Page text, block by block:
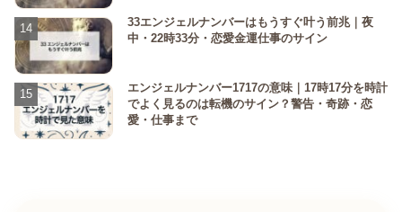
33エンジェルナンバーはもうすぐ叶う前兆｜夜
中・22時33分・恋愛金運仕事のサイン
エンジェルナンバー1717の意味｜17時17分を時計
でよく見るのは転機のサイン？警告・奇跡・恋
愛・仕事まで